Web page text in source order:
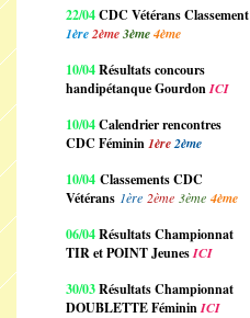
22/04CDC Vétérans Classement
1ère2ème3ème4ème
10/04Résultats concours
handipétanque GourdonICI
10/04Calendrier rencontres
CDC Féminin1ère2ème
10/04 Classements CDC
Vétérans 1ère 2ème 3ème 4ème
06/04Résultats Championnat
TIR et POINT JeunesICI
30/03Résultats Championnat
DOUBLETTE FémininICI